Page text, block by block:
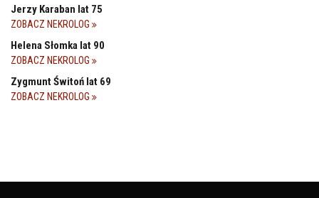
Jerzy Karaban lat 75
ZOBACZ NEKROLOG
Helena Słomka lat 90
ZOBACZ NEKROLOG
Zygmunt Świtoń lat 69
ZOBACZ NEKROLOG